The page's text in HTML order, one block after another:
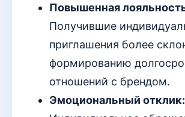
Повышенная
Получившие
приглашения более
формированию
отношений с брендом.
Эмоциональный отклик: